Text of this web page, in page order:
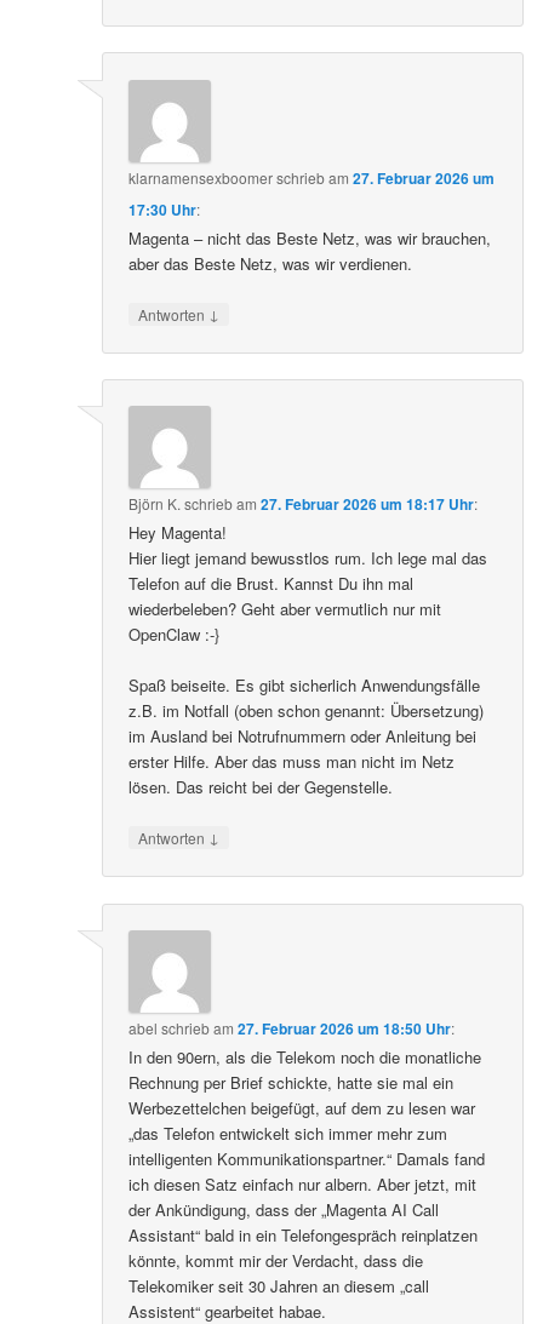
klarnamensexboomerschriebam27. Februar 2026 um
17:30 Uhr:
Magenta – nicht das Beste Netz, was wir brauchen,
aber das Beste Netz, was wir verdienen.
Antworten ↓
Björn K. schriebam27. Februar 2026 um 18:17 Uhr:
Hey Magenta!
Hier liegt jemand bewusstlos rum. Ich lege mal das
Telefon auf die Brust. Kannst Du ihn mal
wiederbeleben? Geht aber vermutlich nur mit
OpenClaw :-}
Spaß beiseite. Es gibt sicherlich Anwendungsfälle
z.B. im Notfall (oben schon genannt: Übersetzung)
im Ausland bei Notrufnummern oder Anleitung bei
erster Hilfe. Aber das muss man nicht im Netz
lösen. Das reicht bei der Gegenstelle.
Antworten ↓
abel schriebam27. Februar 2026 um 18:50 Uhr:
In den 90ern, als die Telekom noch die monatliche
Rechnung per Brief schickte, hatte sie mal ein
Werbezettelchen beigefügt, auf dem zu lesen war
„das Telefon entwickelt sich immer mehr zum
intelligenten Kommunikationspartner.“ Damals fand
ich diesen Satz einfach nur albern. Aber jetzt, mit
der Ankündigung, dass der „Magenta AI Call
Assistant“ bald in ein Telefongespräch reinplatzen
könnte, kommt mir der Verdacht, dass die
Telekomiker seit 30 Jahren an diesem „call
Assistent“ gearbeitet habae.